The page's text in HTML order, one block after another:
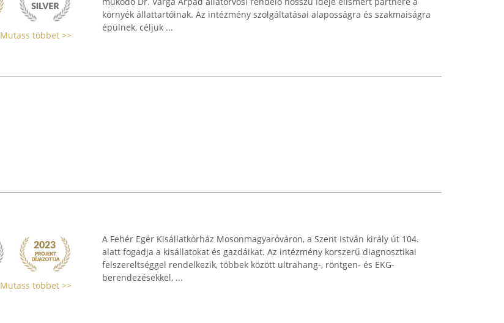
Mutass többet >>
környék állattartóinak. Az intézmény szolgáltatásai alaposságra és szakmaiságra
épülnek, céljuk ...
Mutass többet >>
A Fehér Egér Kisállatkórház Mosonmagyaróváron, a Szent István király út 104.
alatt fogadja a kisállatokat és gazdáikat. Az intézmény korszerű diagnosztikai
felszereltséggel rendelkezik, többek között ultrahang-, röntgen- és EKG-
berendezésekkel, ...